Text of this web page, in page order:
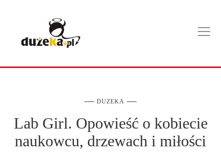
DUZEKA
Lab Girl. Opowieść o kobiecie
naukowcu, drzewach i miłości